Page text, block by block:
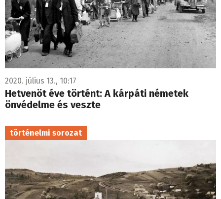
2020. július 13., 10:17
Hetvenöt éve történt: A kárpáti németek
önvédelme és veszte
történelmi sorozat